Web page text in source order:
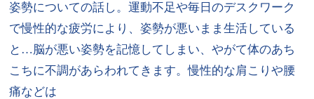
姿勢についての話し。運動不足や毎日のデスクワーク
で慢性的な疲労により、姿勢が悪いまま生活している
と…脳が悪い姿勢を記憶してしまい、やがて体のあち
こちに不調があらわれてきます。慢性的な肩こりや腰
痛などは